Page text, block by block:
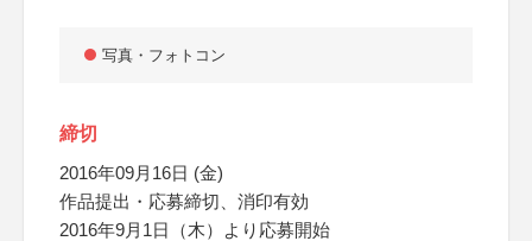
写真・フォトコン
締切
2016年09月16日 (金)
作品提出・応募締切、消印有効
2016年9月1日（木）より応募開始